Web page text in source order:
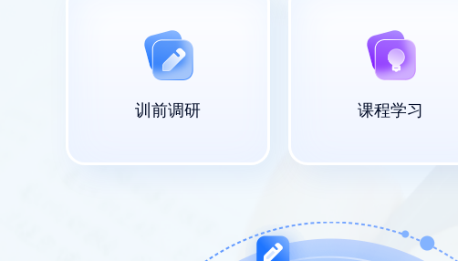
训前调研 课程学习